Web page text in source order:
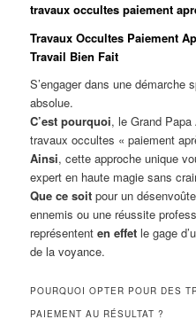
travaux occultes paiement
Travaux Occultes Paiement
Travail Bien Fait
S’engager dans une démarche
absolue.
C’est pourquoi, le Grand
travaux occultes « paiement
Ainsi, cette approche unique
expert en haute magie sans
Que ce soit pour un
ennemis ou une réussite
représententen effet le gage
de la voyance.
POURQUOI OPTER POUR DES
PAIEMENT AU RÉSULTAT ?